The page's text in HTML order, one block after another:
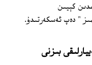
سايلامدىن كېيىن
" دەپ ئەسكەرتىدۇ.
بىزنى